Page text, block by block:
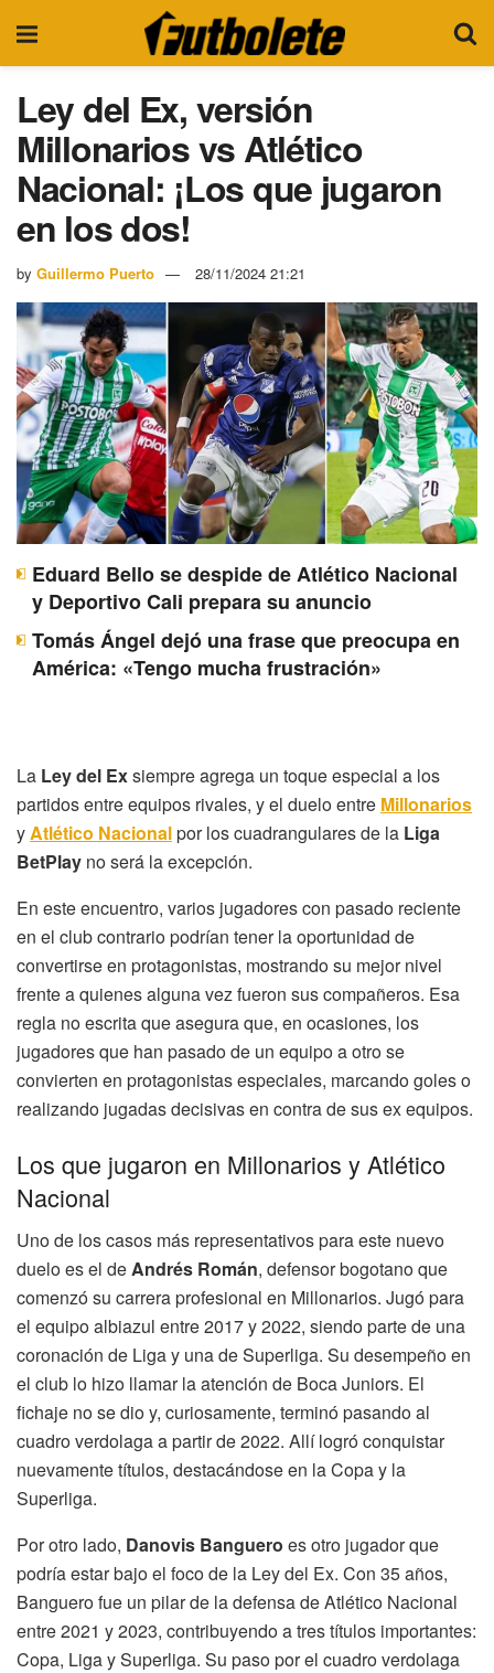
Ley del Ex, versión
Millonarios vs Atlético
Nacional: ¡Los que jugaron
en los dos!
by Guillermo Puerto 28/11/2024 21:21
Eduard Bello se despide de Atlético Nacional
y Deportivo Cali prepara su anuncio
Tomás Ángel dejó una frase que preocupa en
América: «Tengo mucha frustración»
La Ley del Exsiempre agrega un toque especial a los
partidos entre equipos rivales, y el duelo entre Millonarios
yAtlético Nacionalpor los cuadrangulares de la Liga
BetPlay no será la excepción.
En este encuentro, varios jugadores con pasado reciente
en el club contrario podrían tener la oportunidad de
convertirse en protagonistas, mostrando su mejor nivel
frente a quienes alguna vez fueron sus compañeros. Esa
regla no escrita que asegura que, en ocasiones, los
jugadores que han pasado de un equipo a otro se
convierten en protagonistas especiales, marcando goles o
realizando jugadas decisivas en contra de sus ex equipos.
Los que jugaron en Millonarios y Atlético
Nacional
Uno de los casos más representativos para este nuevo
duelo es el deAndrés Román, defensor bogotano que
comenzó su carrera profesional en Millonarios. Jugó para
el equipo albiazul entre 2017 y 2022, siendo parte de una
coronación de Liga y una de Superliga. Su desempeño en
el club lo hizo llamar la atención de Boca Juniors. El
fichaje no se dio y, curiosamente, terminó pasando al
cuadro verdolaga a partir de 2022. Allí logró conquistar
nuevamente títulos, destacándose en la Copa y la
Superliga.
Por otro lado, Danovis Banguero es otro jugador que
podría estar bajo el foco de la Ley del Ex. Con 35 años,
Banguero fue un pilar de la defensa de Atlético Nacional
entre 2021 y 2023, contribuyendo a tres títulos importantes:
Copa, Liga y Superliga. Su paso por el cuadro verdolaga